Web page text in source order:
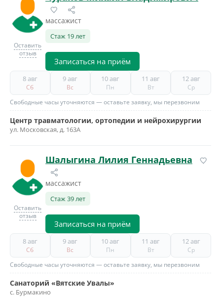
Оставить
отзыв
массажист
Стаж 19 лет
Записаться на приём
8 авг
Сб
9 авг
Вс
10 авг
Пн
11 авг
Вт
12 авг
Ср
Свободные часы уточняются — оставьте заявку, мы перезвоним
Центр травматологии, ортопедии и нейрохирургии
ул. Московская, д. 163А
Оставить
отзыв
Шалыгина Лилия Геннадьевна
массажист
Стаж 39 лет
Записаться на приём
8 авг
Сб
9 авг
Вс
10 авг
Пн
11 авг
Вт
12 авг
Ср
Свободные часы уточняются — оставьте заявку, мы перезвоним
Санаторий «Вятские Увалы»
с. Бурмакино